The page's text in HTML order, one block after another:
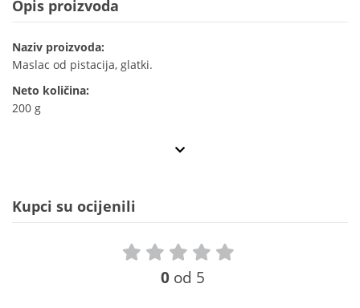
Opis proizvoda
Naziv proizvoda:
Maslac od pistacija, glatki.
Neto količina:
200 g
Kupci su ocijenili
0 od 5